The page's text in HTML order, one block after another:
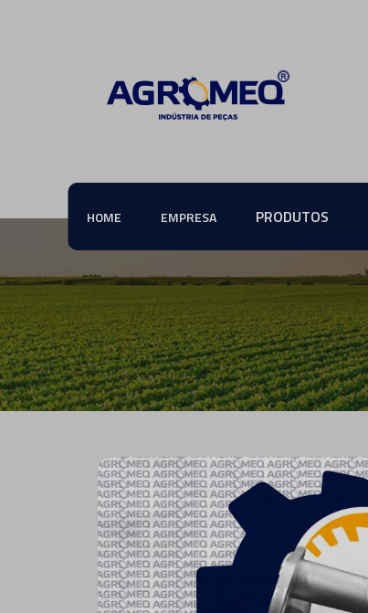
HOME EMPRESA PRODUTOS